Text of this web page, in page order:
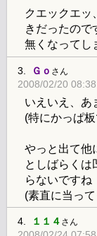
クエックエ
きだったので
無くなって
3. Ｇｏ さん
2008/02/20
いえいえ、あ
(特にかっぱ
やっと出て他
としばらくは
らないですね
(素直に当っ
4. １１４ さん